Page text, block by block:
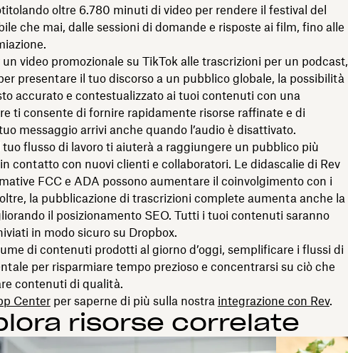
oltre 6.780 minuti di video per rendere il festival del
che mai, dalle sessioni di domande e risposte ai film, fino alle
video promozionale su TikTok alle trascrizioni per un podcast,
presentare il tuo discorso a un pubblico globale, la possibilità
accurato e contestualizzato ai tuoi contenuti con una
ti consente di fornire rapidamente risorse raffinate e di
messaggio arrivi anche quando l’audio è disattivato.
tuo flusso di lavoro ti aiuterà a raggiungere un pubblico più
contatto con nuovi clienti e collaboratori. Le didascalie di Rev
FCC e ADA possono aumentare il coinvolgimento con i
la pubblicazione di trascrizioni complete aumenta anche la
il posizionamento SEO. Tutti i tuoi contenuti saranno
in modo sicuro su Dropbox.
di contenuti prodotti al giorno d’oggi, semplificare i flussi di
per risparmiare tempo prezioso e concentrarsi su ciò che
contenuti di qualità.
Centerper saperne di più sulla nostra integrazione con Rev.
risorse correlate